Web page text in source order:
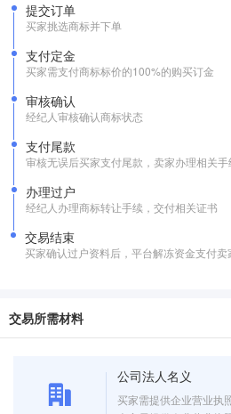
提交订单
买家挑选商标并下单
支付定金
买家需支付商标标价的100%的购买订金
审核确认
经纪人审核确认商标状态
支付尾款
审核无误后买家支付尾款，卖家办理相关手
办理过户
经纪人办理商标转让手续，交付相关证书
交易结束
买家确认过户资料后，平台解冻资金支付卖
交易所需材料
公司法人名义
买家需提供企业营业执照